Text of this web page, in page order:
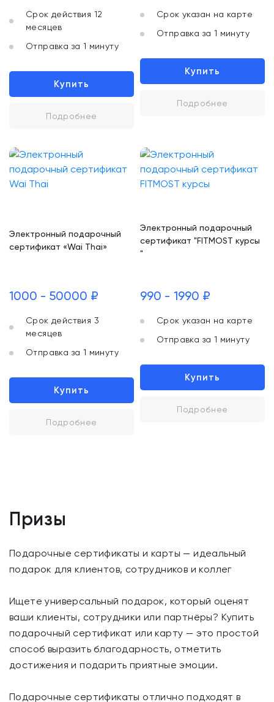
Срок действия 12
месяцев
Отправка за 1 минуту
Купить
Подробнее
Срок указан на карте
Отправка за 1 минуту
Купить
Подробнее
Электронный подарочный
сертификат «Wai Thai»
1000 - 50000 ₽
Срок действия 3
месяцев
Отправка за 1 минуту
Купить
Подробнее
Электронный подарочный
сертификат "FITMOST курсы
"
990 - 1990 ₽
Срок указан на карте
Отправка за 1 минуту
Купить
Подробнее
Призы
Подарочные сертификаты и карты — идеальный
подарок для клиентов, сотрудников и коллег
Ищете универсальный подарок, который оценят
ваши клиенты, сотрудники или партнёры? Купить
подарочный сертификат или карту — это простой
способ выразить благодарность, отметить
достижения и подарить приятные эмоции.
Подарочные сертификаты отлично подходят в